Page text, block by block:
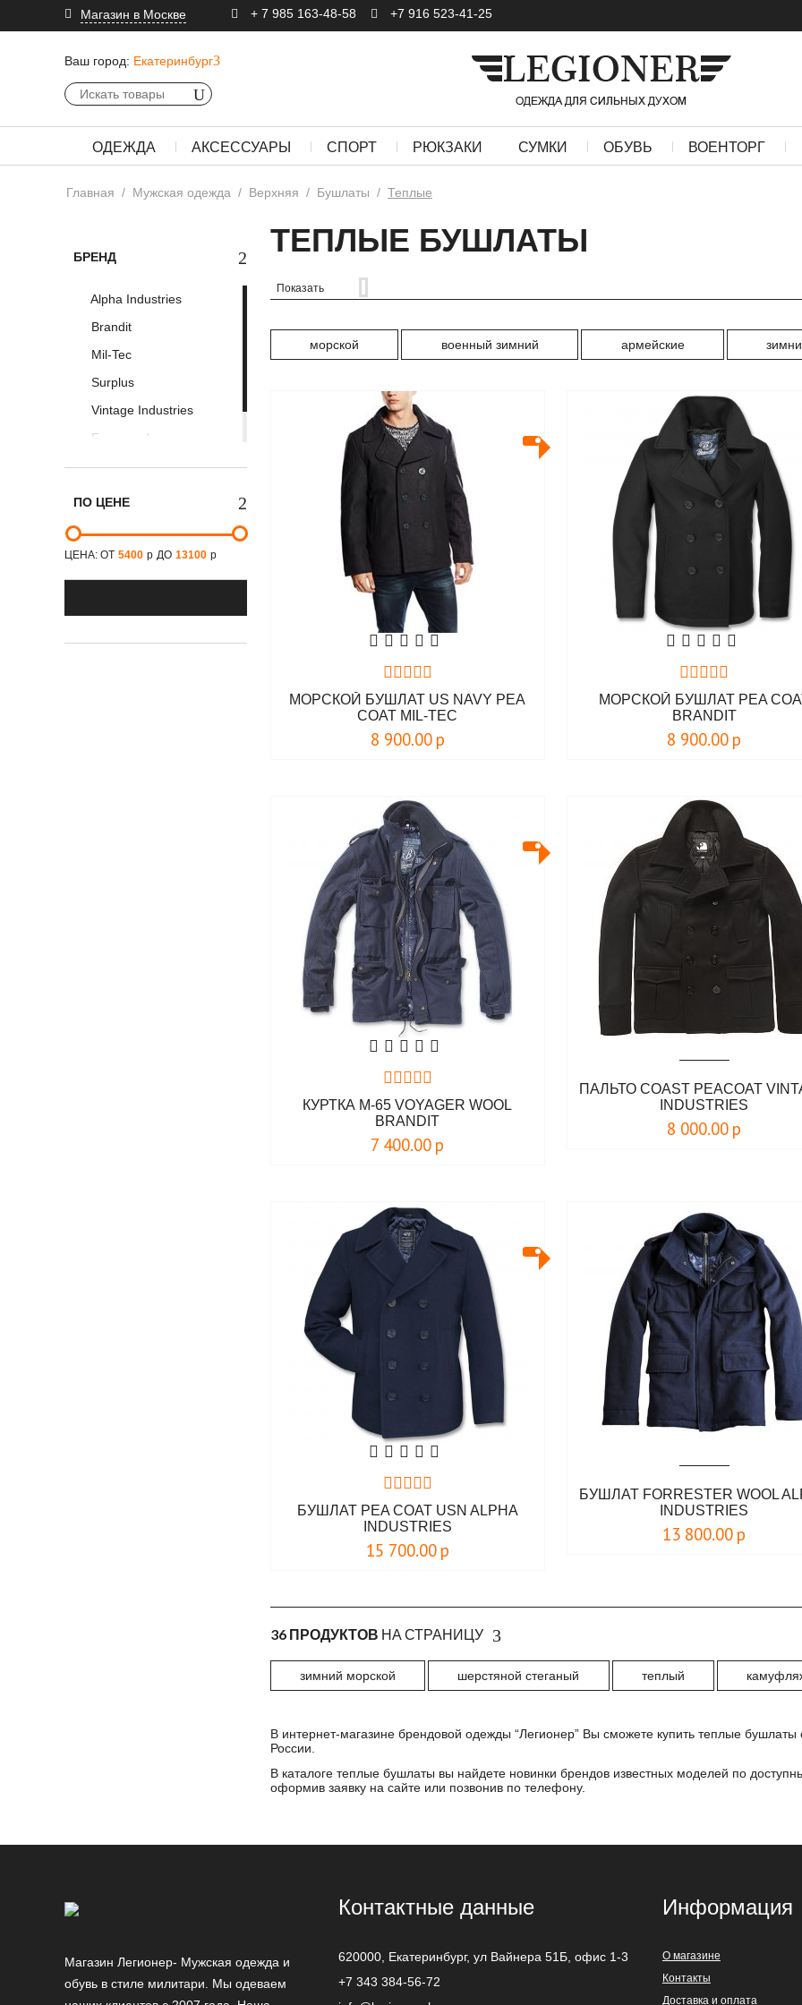
Магазин в Москве + 7 985 163-48-58 +7 916 523-41-25
Ваш город: Екатеринбург
ОДЕЖДА АКСЕССУАРЫ СПОРТ РЮКЗАКИ СУМКИ ОБУВЬ ВОЕНТОРГ
Главная / Мужская одежда / Верхняя / Бушлаты / Теплые
БРЕНД
Alpha Industries
Brandit
Mil-Tec
Surplus
Vintage Industries
Foersverd
Thor Steinar
ПО ЦЕНЕ
ЦЕНА: ОТ 5400 р ДО 13100 р
ТЕПЛЫЕ БУШЛАТЫ
Показать
морской военный зимний армейские
МОРСКОЙ БУШЛАТ US NAVY PEA
COAT MIL-TEC
8 900.00 р
МОРСКОЙ БУШЛАТ PEA
BRANDIT
8 900.00 р
КУРТКА M-65 VOYAGER WOOL
BRANDIT
7 400.00 р
ПАЛЬТО COAST PEACOAT
INDUSTRIES
8 000.00 р
БУШЛАТ PEA COAT USN ALPHA
INDUSTRIES
15 700.00 р
БУШЛАТ FORRESTER WOOL
INDUSTRIES
13 800.00 р
36 ПРОДУКТОВ НА СТРАНИЦУ
зимний морской шерстяной стеганый теплый
В интернет-магазине брендовой одежды “Легионер” Вы сможете купить теплые бушлаты
России.
В каталоге теплые бушлаты вы найдете новинки брендов известных моделей по
оформив заявку на сайте или позвонив по телефону.
Магазин Легионер- Мужская одежда и
обувь в стиле милитари. Мы одеваем
Контактные данные
620000, Екатеринбург,ул Вайнера 51Б, офис 1-3
+7 343 384-56-72
Информация
О магазине
Контакты
Доставка и оплата